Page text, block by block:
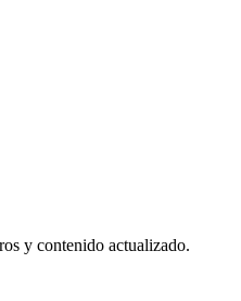
y contenido actualizado.